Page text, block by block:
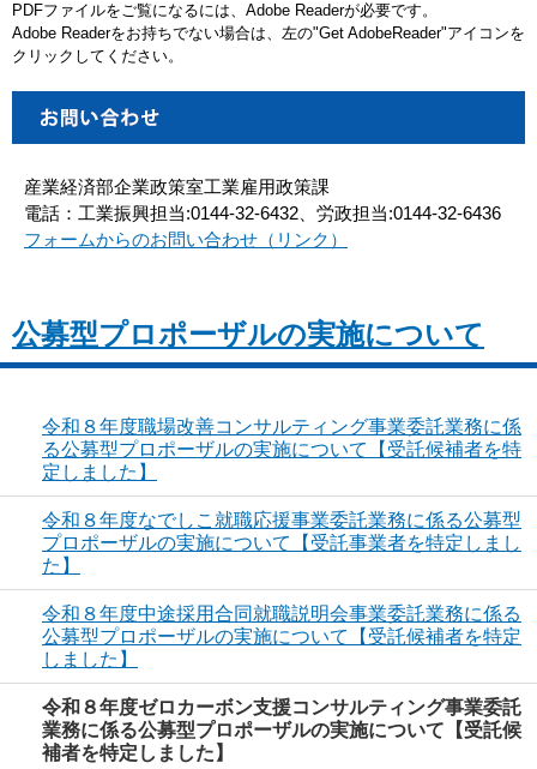
PDFファイルをご覧になるには、Adobe Readerが必要です。
Adobe Readerをお持ちでない場合は、左の"Get AdobeReader"アイコンを
クリックしてください。
産業経済部企業政策室工業雇用政策課
電話：工業振興担当:0144-32-6432、労政担当:0144-32-6436
フォームからのお問い合わせ（リンク）
公募型プロポーザルの実施について
令和８年度職場改善コンサルティング事業委託業務に係
る公募型プロポーザルの実施について【受託候補者を特
定しました】
令和８年度なでしこ就職応援事業委託業務に係る公募型
プロポーザルの実施について【受託事業者を特定しまし
た】
令和８年度中途採用合同就職説明会事業委託業務に係る
公募型プロポーザルの実施について【受託候補者を特定
しました】
令和８年度ゼロカーボン支援コンサルティング事業委託
業務に係る公募型プロポーザルの実施について【受託候
補者を特定しました】